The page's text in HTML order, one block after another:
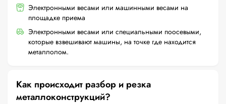
Электронными весами или машинными весами на
площадке приема
Электронными весами или специальными поосевыми,
которые взвешивают машины, на точке где находится
металлолом.
Как происходит разбор и резка
металлоконструкций?